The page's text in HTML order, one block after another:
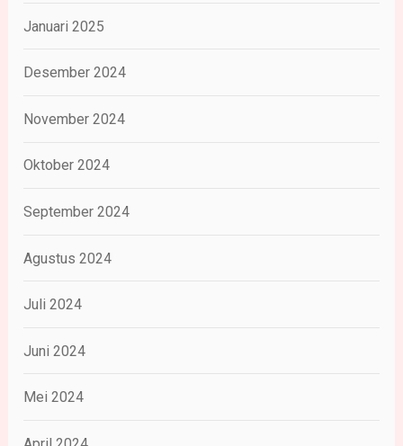
Januari 2025
Desember 2024
November 2024
Oktober 2024
September 2024
Agustus 2024
Juli 2024
Juni 2024
Mei 2024